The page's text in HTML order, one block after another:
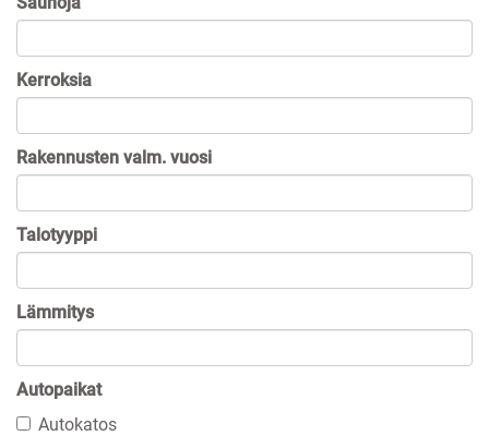
Kerroksia
Rakennusten valm. vuosi
Talotyyppi
Lämmitys
Autopaikat
Autokatos